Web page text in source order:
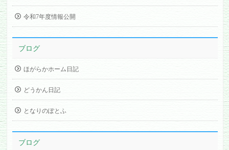
令和7年度情報公開
ブログ
ほがらかホーム日記
どうかん日記
となりのぽとふ
ブログ